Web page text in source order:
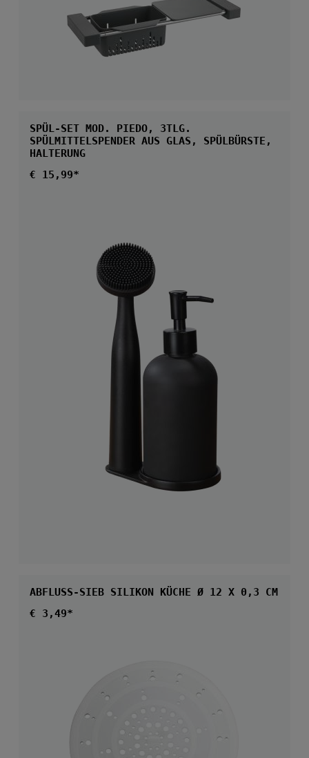
SPÜL-SET MOD. PIEDO, 3TLG.
SPÜLMITTELSPENDER AUS GLAS, SPÜLBÜRSTE,
HALTERUNG
Regulärer Preis:
€ 15,99*
ABFLUSS-SIEB SILIKON KÜCHE Ø 12 X 0,3 CM
Regulärer Preis:
€ 3,49*